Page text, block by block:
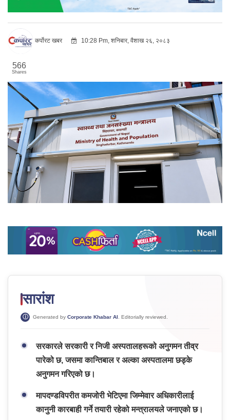
कर्पोरट खबर 10:28 Pm, शनिबार, वैशाख २६, २०८३
566
Shares
सारांश
Generated by Corporate Khabar AI . Editorially reviewed.
सरकारले सरकारी र निजी अस्पतालहरूको अनुगमन तीव्र
पारेको छ, जसमा कान्तिबाल र अल्का अस्पतालमा छड्के
अनुगमन गरिएको छ।
मापदण्डविपरीत कमजोरी भेटिएमा जिम्मेवार अधिकारीलाई
कानुनी कारबाही गर्ने तयारी रहेको मन्त्रालयले जनाएको छ।